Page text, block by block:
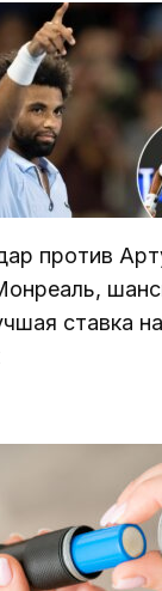
против
ставка на